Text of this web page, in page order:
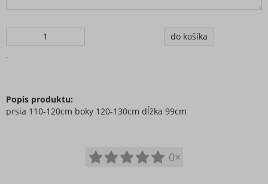
.
Popis produktu:
prsia 110-120cm boky 120-130cm dĺžka 99cm
0×